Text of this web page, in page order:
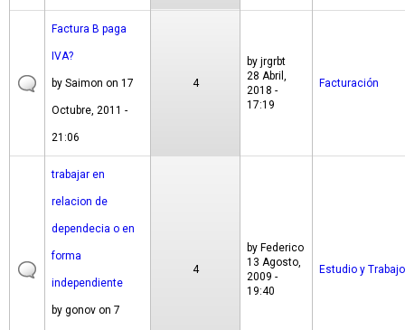
Factura B paga
IVA?
by Saimon on 17
Octubre, 2011 -
21:06
4
by jrgrbt
28 Abril,
2018 -
17:19
Facturación
trabajar en
relacion de
dependecia o en
forma
independiente
by gonov on 7
4
by Federico
13 Agosto,
2009 -
19:40
Estudio y Trabajo